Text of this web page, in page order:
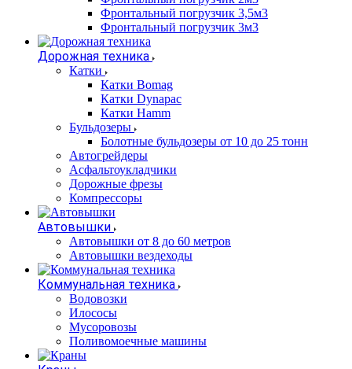
Фронтальный погрузчик 3,5м3
Фронтальный погрузчик 3м3
Дорожная техника
Катки
Катки Bomag
Катки Dynapac
Катки Hamm
Бульдозеры
Болотные бульдозеры от 10 до 25 тонн
Автогрейдеры
Асфальтоукладчики
Дорожные фрезы
Компрессоры
Автовышки
Автовышки от 8 до 60 метров
Автовышки вездеходы
Коммунальная техника
Водовозки
Илососы
Мусоровозы
Поливомоечные машины